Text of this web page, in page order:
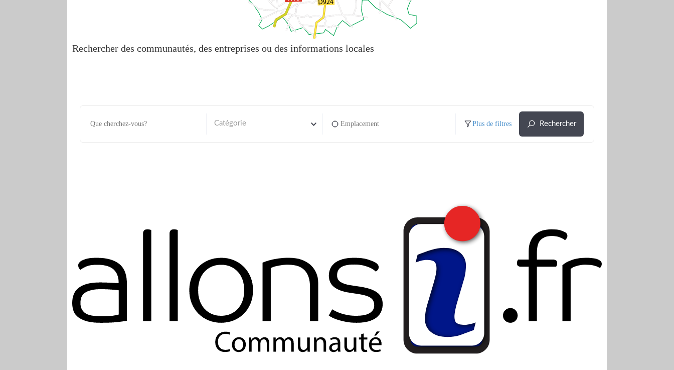
Rechercher des communautés, des entreprises ou des informations locales
Catégorie Plus de filtres Rechercher